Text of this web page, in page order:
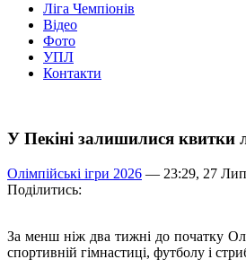
Ліга Чемпіонів
Відео
Фото
УПЛ
Контакти
У Пекіні залишилися квитки
Олімпійські ігри 2026 — 23:29, 27
Поділитись:
За менш ніж два тижні до початку
спортивній гімнастиці, футболу і